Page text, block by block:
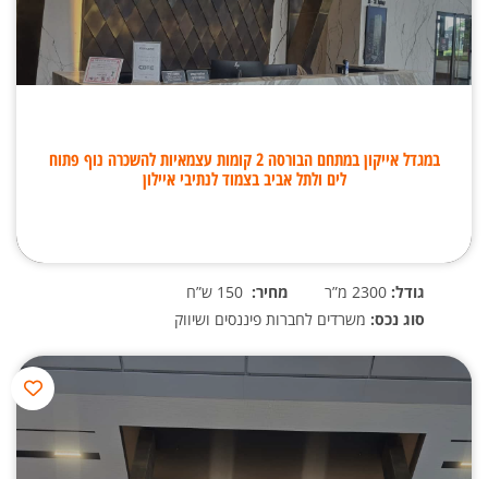
במגדל אייקון במתחם הבורסה 2 קומות עצמאיות להשכרה נוף פתוח
לים ולתל אביב בצמוד לנתיבי איילון
גודל: מחיר:
סוג נכס: משרדים לחברות פיננסים ושיווק